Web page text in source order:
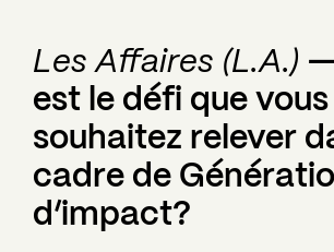
Les Affaires (L.A.) —
est le défi que vous
souhaitez relever
cadre de
d’impact?